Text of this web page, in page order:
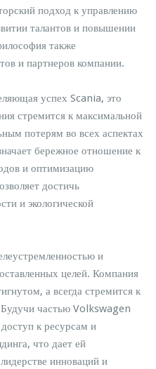
подход к управлению
талантов и повышении
также
и партнеров компании.
успех Scania, это
стремится к максимальной
потерям во всех аспектах
бережное отношение к
и оптимизацию
достичь
и экологической
и
целей. Компания
а всегда стремится к
частью Volkswagen
к ресурсам и
что дает ей
инноваций и